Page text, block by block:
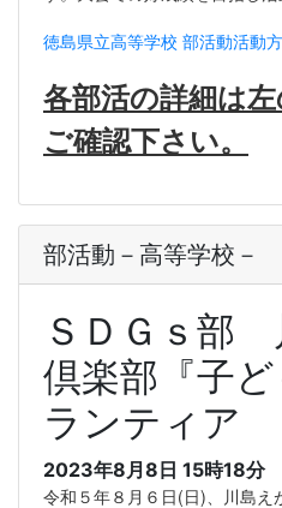
徳島県立高等学校 部活動活動
各部活の詳細は
ご確認下さい。
部活動－高等学校－
ＳＤＧｓ部
倶楽部『子
ランティア
2023年8月8日 15時18分
令和５年８月６日(日)、川島え